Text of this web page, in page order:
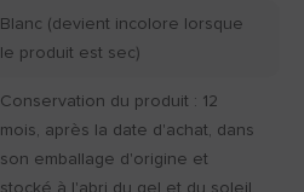
Blanc (devient incolore lorsque
le produit est sec)
Conservation du produit : 12
mois, après la date d'achat, dans
son emballage d'origine et